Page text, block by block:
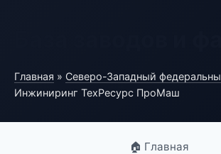
Главная » Северо-Западный
Инжиниринг ТехРесурс ПроМаш
🏠 Главная